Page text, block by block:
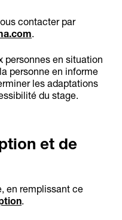
contacter par
.
personnes en situation
personne en informe
les adaptations
du stage.
et de
en remplissant ce
.